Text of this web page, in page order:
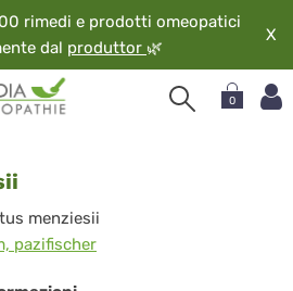
rimedi e prodotti omeopatici
dal produttor 🌿
X
0
menziesii
pazifischer